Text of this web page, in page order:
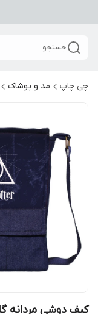
جستجو
چی چاپ مد و پوشاک
کیف دوشی مردانه